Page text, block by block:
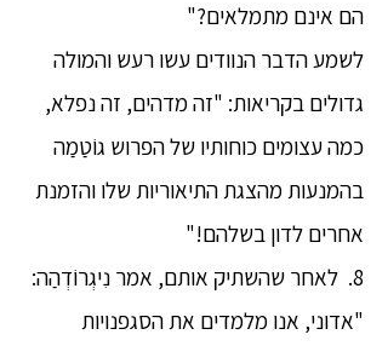
הם אינם מתמלאים?"
לשמע הדבר הנוודים עשו רעש והמולה
גדולים בקריאות: "זה מדהים, זה נפלא,
כמה עצומים כוחותיו של הפרוש גוֹטַמַה
בהמנעות מהצגת התיאוריות שלו והזמנת
אחרים לדון בשלהם!"
8. לאחר שהשתיק אותם, אמר נִיגְרוֹדְהַה:
"אדוני, אנו מלמדים את הסגפנויות